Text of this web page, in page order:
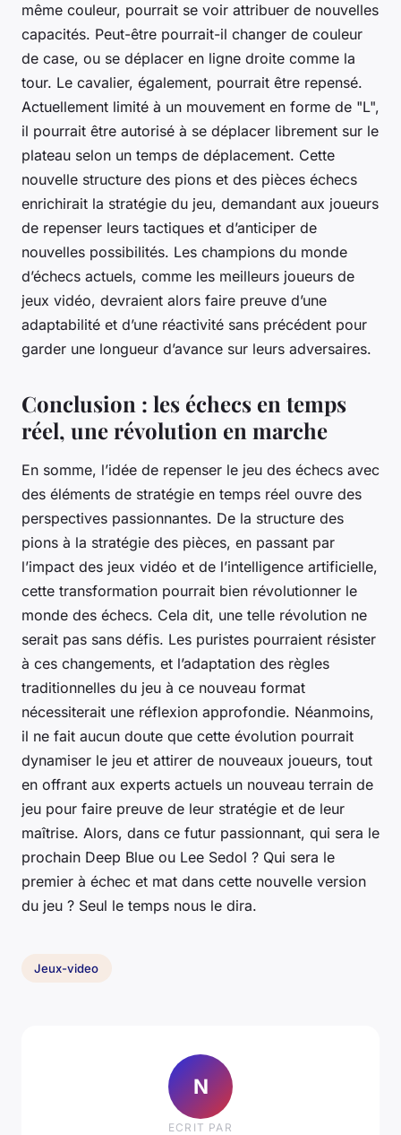
même couleur, pourrait se voir attribuer de nouvelles
capacités. Peut-être pourrait-il changer de couleur
de case, ou se déplacer en ligne droite comme la
tour. Le cavalier, également, pourrait être repensé.
Actuellement limité à un mouvement en forme de "L",
il pourrait être autorisé à se déplacer librement sur le
plateau selon un temps de déplacement. Cette
nouvelle structure des pions et des pièces échecs
enrichirait la stratégie du jeu, demandant aux joueurs
de repenser leurs tactiques et d’anticiper de
nouvelles possibilités. Les champions du monde
d’échecs actuels, comme les meilleurs joueurs de
jeux vidéo, devraient alors faire preuve d’une
adaptabilité et d’une réactivité sans précédent pour
garder une longueur d’avance sur leurs adversaires.
Conclusion : les échecs en temps
réel, une révolution en marche
En somme, l’idée de repenser le jeu des échecs avec
des éléments de stratégie en temps réel ouvre des
perspectives passionnantes. De la structure des
pions à la stratégie des pièces, en passant par
l’impact des jeux vidéo et de l’intelligence artificielle,
cette transformation pourrait bien révolutionner le
monde des échecs. Cela dit, une telle révolution ne
serait pas sans défis. Les puristes pourraient résister
à ces changements, et l’adaptation des règles
traditionnelles du jeu à ce nouveau format
nécessiterait une réflexion approfondie. Néanmoins,
il ne fait aucun doute que cette évolution pourrait
dynamiser le jeu et attirer de nouveaux joueurs, tout
en offrant aux experts actuels un nouveau terrain de
jeu pour faire preuve de leur stratégie et de leur
maîtrise. Alors, dans ce futur passionnant, qui sera le
prochain Deep Blue ou Lee Sedol ? Qui sera le
premier à échec et mat dans cette nouvelle version
du jeu ? Seul le temps nous le dira.
Jeux-video
N
ECRIT PAR